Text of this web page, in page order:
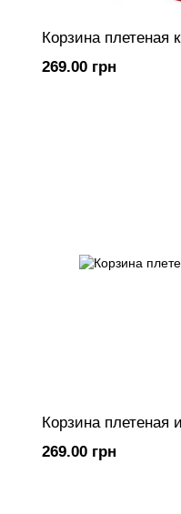
Корзина плетеная
269.00 грн
Корзина плетеная
269.00 грн